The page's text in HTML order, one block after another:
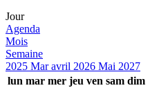
Jour
Agenda
Mois
Semaine
2025 Maravril 2026 Mai 2027
lun mar mer jeu ven sam dim